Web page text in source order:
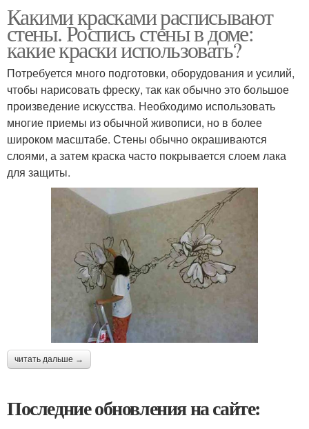
Какими красками расписывают
стены. Роспись стены в доме:
какие краски использовать?
Потребуется много подготовки, оборудования и усилий,
чтобы нарисовать фреску, так как обычно это большое
произведение искусства. Необходимо использовать
многие приемы из обычной живописи, но в более
широком масштабе. Стены обычно окрашиваются
слоями, а затем краска часто покрывается слоем лака
для защиты.
читать дальше →
Последние обновления на сайте: